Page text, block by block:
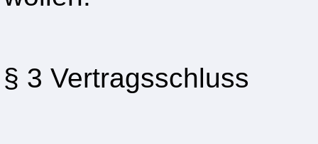
§ 3 Vertragsschluss